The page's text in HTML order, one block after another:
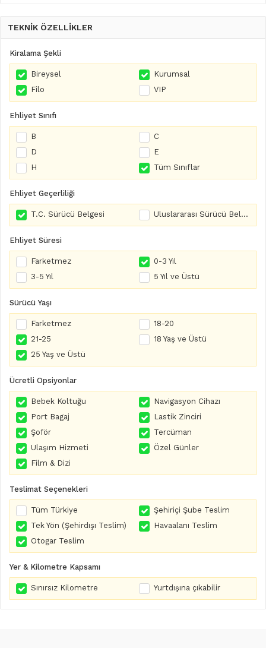
TEKNİK ÖZELLİKLER
Kiralama Şekli
Bireysel
Kurumsal
Filo
VIP
Ehliyet Sınıfı
B
C
D
E
H
Tüm Sınıflar
Ehliyet Geçerliliği
T.C. Sürücü Belgesi Uluslararası Sürücü Belgesi
Ehliyet Süresi
Farketmez
0-3 Yıl
3-5 Yıl
5 Yıl ve Üstü
Sürücü Yaşı
Farketmez
18-20
21-25
18 Yaş ve Üstü
25 Yaş ve Üstü
Ücretli Opsiyonlar
Bebek Koltuğu
Navigasyon Cihazı
Port Bagaj
Lastik Zinciri
Şoför
Tercüman
Ulaşım Hizmeti
Özel Günler
Film & Dizi
Teslimat Seçenekleri
Tüm Türkiye
Şehiriçi Şube Teslim
Tek Yön (Şehirdışı Teslim)
Havaalanı Teslim
Otogar Teslim
Yer & Kilometre Kapsamı
Sınırsız Kilometre Yurtdışına çıkabilir